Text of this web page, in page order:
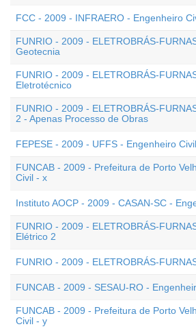
FCC - 2009 - INFRAERO - Engenheiro
FUNRIO - 2009 - ELETROBRÁS-
Geotecnia
FUNRIO - 2009 - ELETROBRÁS-
Eletrotécnico
FUNRIO - 2009 - ELETROBRÁS-
2 - Apenas Processo de Obras
FEPESE - 2009 - UFFS - Engenheiro Civil
FUNCAB - 2009 - Prefeitura de Porto
Civil - x
Instituto AOCP - 2009 - CASAN-SC -
FUNRIO - 2009 - ELETROBRÁS-
Elétrico 2
FUNRIO - 2009 - ELETROBRÁS-
FUNCAB - 2009 - SESAU-RO -
FUNCAB - 2009 - Prefeitura de Porto
Civil - y